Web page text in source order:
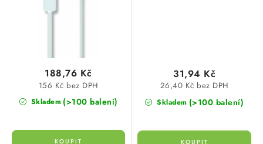
Skladem (>100 balení)
156 Kč bez DPH
188,76 Kč
Skladem (>100 balení)
26,40 Kč bez DPH
31,94 Kč